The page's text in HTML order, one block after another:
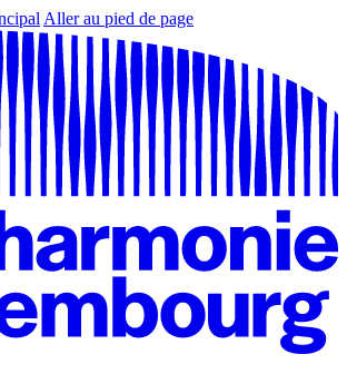
Aller au pied de page